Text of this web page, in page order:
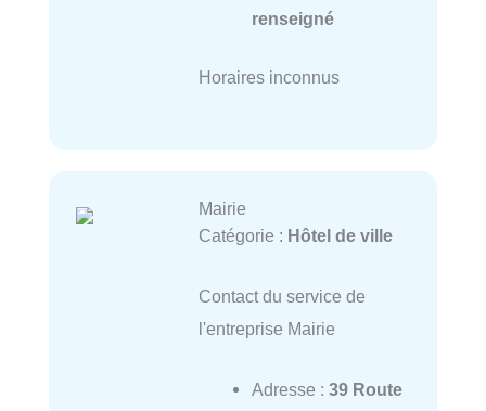
renseigné
Horaires inconnus
Mairie
Catégorie : Hôtel de ville
Contact du service de
l'entreprise Mairie
Adresse : 39 Route